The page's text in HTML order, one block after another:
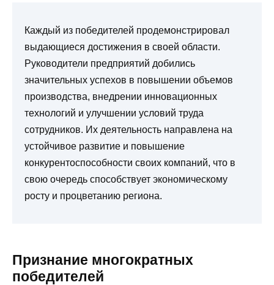
Каждый из победителей продемонстрировал
выдающиеся достижения в своей области.
Руководители предприятий добились
значительных успехов в повышении объемов
производства, внедрении инновационных
технологий и улучшении условий труда
сотрудников. Их деятельность направлена на
устойчивое развитие и повышение
конкурентоспособности своих компаний, что в
свою очередь способствует экономическому
росту и процветанию региона.
Признание многократных
победителей